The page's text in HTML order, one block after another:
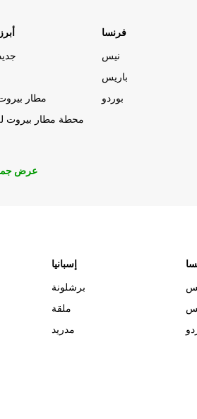
مطار
محطة مطار بيروت
فرنسا
نيس
باريس
بوردو
عرض
إسبانيا
برشلونة
ملقة
مدريد